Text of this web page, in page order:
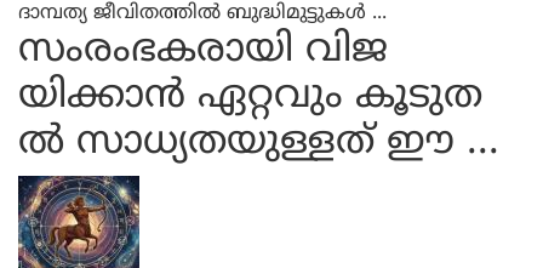
ദാമ്പത്യ ജീവിതത്തില്‍ ബുദ്ധിമുട്ടുകള്‍ ...
സംരംഭകരായി വിജ
യിക്കാന്‍ ഏറ്റവും കൂടുത
ല്‍ സാധ്യതയുള്ളത് ഈ ...